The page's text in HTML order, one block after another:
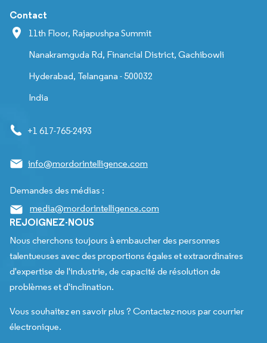
Contact
11th Floor, Rajapushpa Summit
Nanakramguda Rd, Financial District, Gachibowli
Hyderabad, Telangana - 500032
India
+1 617-765-2493
info@mordorintelligence.com
Demandes des médias :
media@mordorintelligence.com
REJOIGNEZ-NOUS
Nous cherchons toujours à embaucher des personnes
talentueuses avec des proportions égales et extraordinaires
d'expertise de l'industrie, de capacité de résolution de
problèmes et d'inclination.
Vous souhaitez en savoir plus ? Contactez-nous par courrier
électronique.